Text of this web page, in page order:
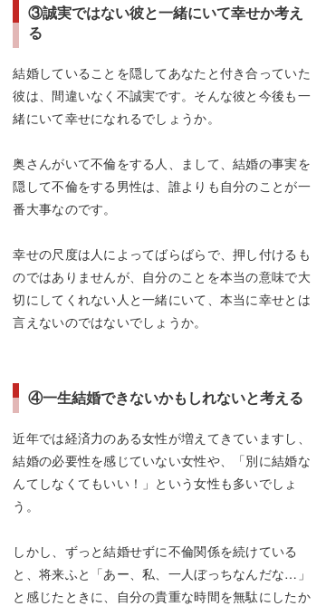
③誠実ではない彼と一緒にいて幸せか考え
る
結婚していることを隠してあなたと付き合っていた
彼は、間違いなく不誠実です。そんな彼と今後も一
緒にいて幸せになれるでしょうか。
奥さんがいて不倫をする人、まして、結婚の事実を
隠して不倫をする男性は、誰よりも自分のことが一
番大事なのです。
幸せの尺度は人によってばらばらで、押し付けるも
のではありませんが、自分のことを本当の意味で大
切にしてくれない人と一緒にいて、本当に幸せとは
言えないのではないでしょうか。
④一生結婚できないかもしれないと考える
近年では経済力のある女性が増えてきていますし、
結婚の必要性を感じていない女性や、「別に結婚な
んてしなくてもいい！」という女性も多いでしょ
う。
しかし、ずっと結婚せずに不倫関係を続けている
と、将来ふと「あー、私、一人ぼっちなんだな…」
と感じたときに、自分の貴重な時間を無駄にしたか